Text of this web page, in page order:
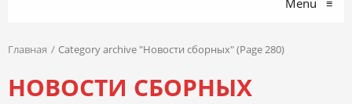
Menu ≡
Главная Category archive "Новости сборных" (Page 280)
НОВОСТИ СБОРНЫХ